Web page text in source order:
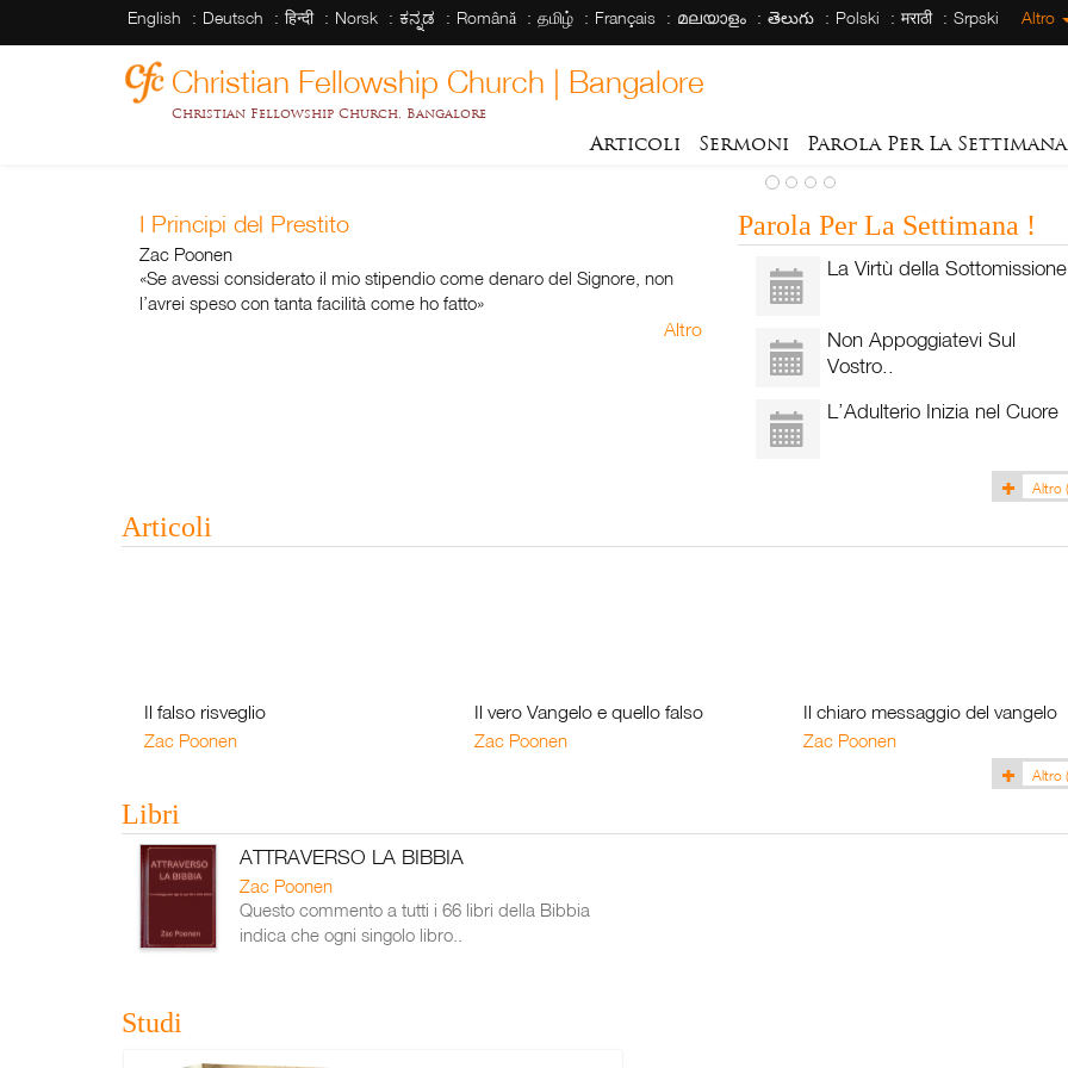
English Deutsch हिन्दी Norsk ಕನ್ನಡ Română தமிழ் Français മലയാളം తెలుగు Polski मराठी Srpski Altro
Christian Fellowship Church | Bangalore
Christian Fellowship Church, Bangalore
Articoli Sermoni Parola Per La Settimana
I Principi del Prestito
Zac Poonen
«Se avessi considerato il mio stipendio come denaro del Signore, non
l’avrei speso con tanta facilità come ho fatto»
Altro
Parola Per La Settimana !
La Virtù della Sottomissione
Non Appoggiatevi Sul
Vostro..
L’Adulterio Inizia nel Cuore
Altro
Articoli
Il falso risveglio
Zac Poonen
Il vero Vangelo e quello falso
Zac Poonen
Il chiaro messaggio del vangelo
Zac Poonen
Altro
Libri
ATTRAVERSO LA BIBBIA
Zac Poonen
Questo commento a tutti i 66 libri della Bibbia
indica che ogni singolo libro..
Studi